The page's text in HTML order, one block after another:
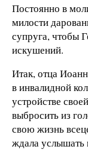
Постоянно в
милости
супруга, чтобы
искушений.
Итак, отца
в инвалидной
устройстве
выбросить из
свою жизнь
ждала услышать